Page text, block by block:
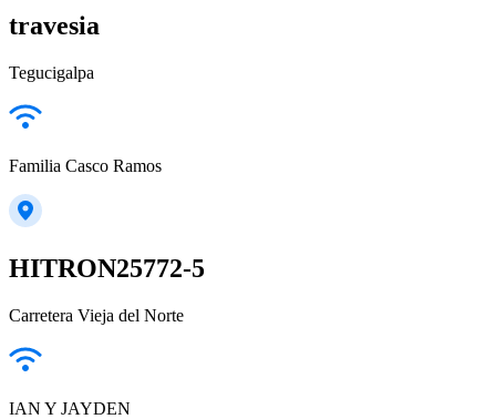
travesia
Tegucigalpa
Familia Casco Ramos
HITRON25772-5
Carretera Vieja del Norte
IAN Y JAYDEN